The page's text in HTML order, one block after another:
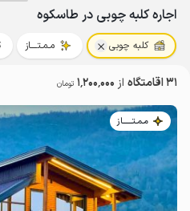
اجاره کلبه چوبی در طاسکوه
کلبه چوبی مـمـتــــاز
31 اقامتگاه از 1٬200٬000 تومان
مـمـتــــــاز